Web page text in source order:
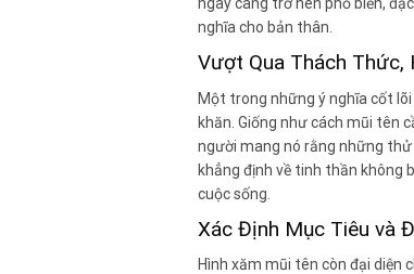
nghĩa cho bản thân.
Vượt Qua Thách
Một trong những ý nghĩa cốt
khăn. Giống như cách mũi tên
người mang nó rằng những
khẳng định về tinh thần không
cuộc sống.
Xác Định Mục Tiêu và
Hình xăm mũi tên còn đại diện